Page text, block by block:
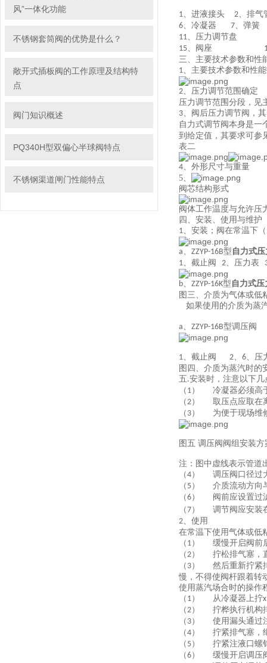
风”一体化功能
不锈钢套筒阀的优势是什么？
敞开式插板阀的工作原理及结构特
点
阀门知识概述
PQ340H型双偏心半球阀特点
不锈钢渠道闸门性能特点
1、进液接头 2、排气
6、冷凝器 7、弹簧
11、压力调节盘
15、阀座
三、主要技术参数和性
1、主要技术参数和性
2、压力调节范围确定
压力调节范围分段，见
3、阀后压力调节阀，
自力式调节阀本身是一
到给定值，其要求可参
表二
4、 外形尺寸与重量
5、
阀芯结构形式
阀体工作温度与允许压
四、安装、使用与维护
1、安装；阀在常温下
a、 ZZYP-16B型 自力式
1、截止阀 2、压力表
b、 ZZYP-16K型 自力式
图三、介质为气体或低
如果使用的介质为蒸
a、 ZZYP-16B型调压阀
1、截止阀 2、 6、压
图四、介质为蒸汽时的
五.安装时，注意以下几
（ 1）
冷凝器必须高
（2）
取压点应取在
（ 3） 为便于现场维
图五 调压阀阀组安装方
注：图中虚线表示管道
（4）
调压阀口径过
（ 5）
介质流动方向
（6）
阀前应设置过
（7）
调节阀应安装
2、使用
在常温下使用气体或低
（ 1）
缓慢开启阀前
（2）
拧松排气塞，
（ 3）
然后重新拧紧
慢，不得使阀杆跟着转
使用蒸汽场合时的操作
（ 1） 从冷凝器上拧
（2）
拧桦执行机构
（ 3）
使用漏头通过
（4）
拧紧排气塞，
（ 5）
拧紧注液口螺
（6）
缓慢开启调压